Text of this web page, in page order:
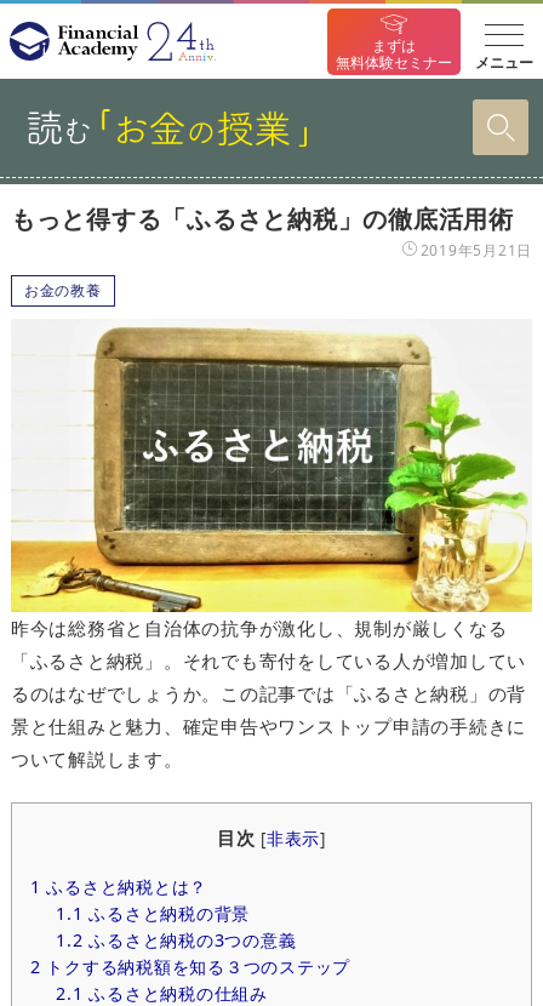
まずは
無料体験セミナー
メニュー
もっと得する「ふるさと納税」の徹底活用術
2019年5月21日
お金の教養
昨今は総務省と自治体の抗争が激化し、規制が厳しくなる
「ふるさと納税」。それでも寄付をしている人が増加してい
るのはなぜでしょうか。この記事では「ふるさと納税」の背
景と仕組みと魅力、確定申告やワンストップ申請の手続きに
ついて解説します。
目次 [非表示]
1 ふるさと納税とは？
1.1 ふるさと納税の背景
1.2 ふるさと納税の3つの意義
2 トクする納税額を知る３つのステップ
2.1 ふるさと納税の仕組み